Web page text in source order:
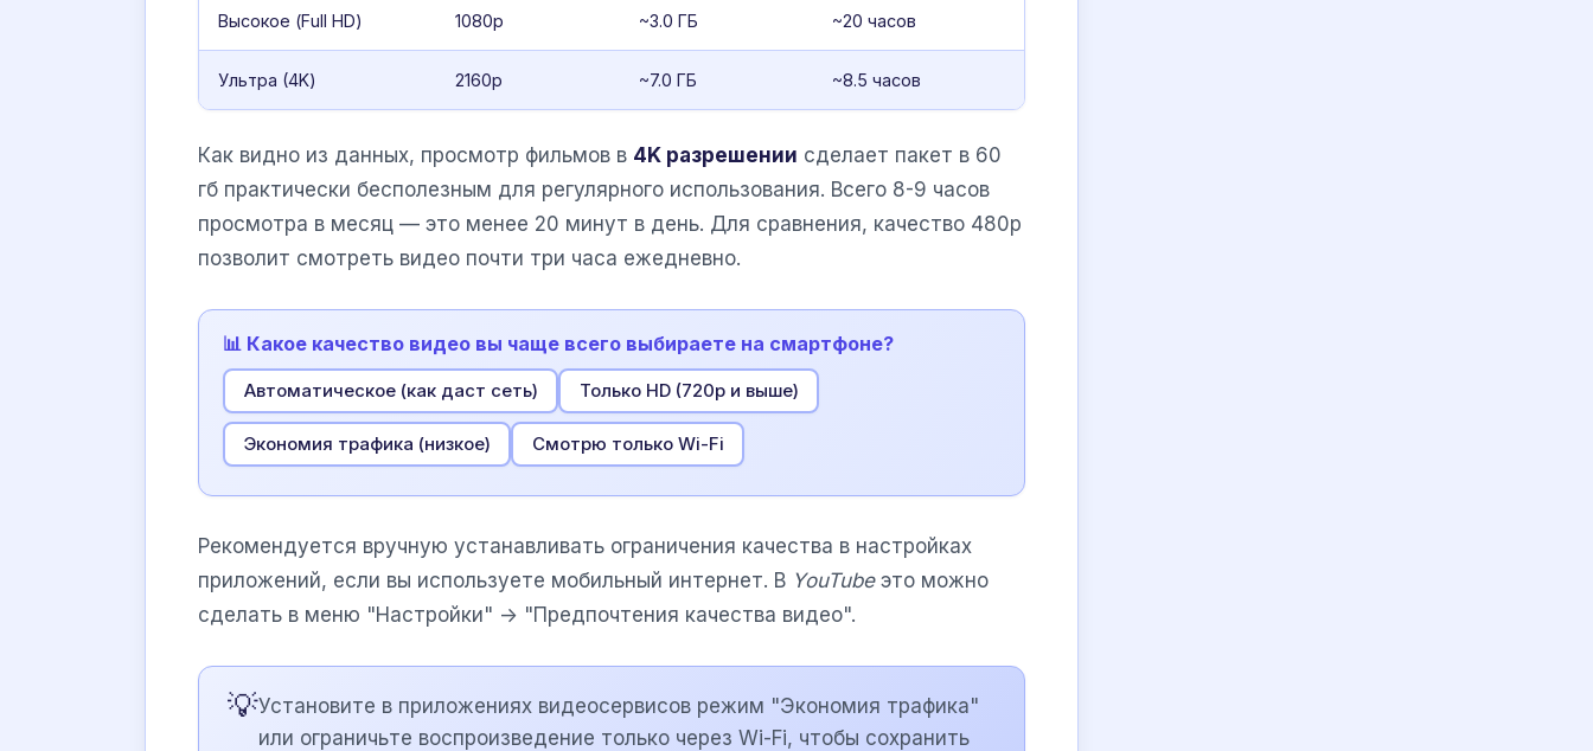
Высокое (Full HD) 1080p ~3.0 ГБ ~20 часов
Ультра (4K) 2160p ~7.0 ГБ ~8.5 часов
Как видно из данных, просмотр фильмов в 4K разрешении сделает пакет в 60
гб практически бесполезным для регулярного использования. Всего 8-9 часов
просмотра в месяц — это менее 20 минут в день. Для сравнения, качество 480p
позволит смотреть видео почти три часа ежедневно.
📊 Какое качество видео вы чаще всего выбираете на смартфоне?
Автоматическое (как даст сеть) Только HD (720p и выше)
Экономия трафика (низкое) Смотрю только Wi-Fi
Рекомендуется вручную устанавливать ограничения качества в настройках
приложений, если вы используете мобильный интернет. В YouTubeэто можно
сделать в меню "Настройки" -> "Предпочтения качества видео".
💡Установите в приложениях видеосервисов режим "Экономия трафика"
или ограничьте воспроизведение только через Wi-Fi, чтобы сохранить